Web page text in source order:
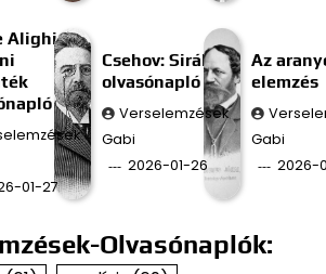
Alighieri
01-27
Csehov: Sirály
olvasónapló
Verselemzések
Gabi
2026-01-26
Az
elemzés
Gabi
2026-
Olvasónaplók: